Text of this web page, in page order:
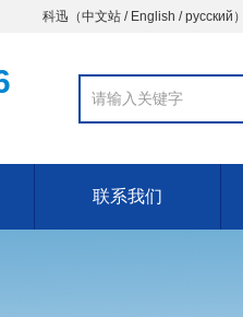
科迅 （中文站 / English /русский ）
联系我们